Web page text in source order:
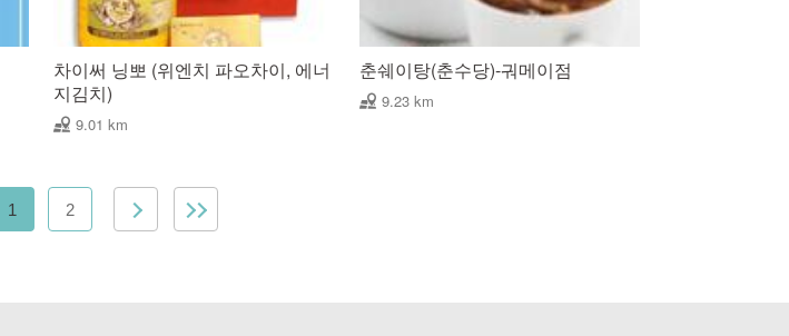
차이써 닝뽀 (위엔치 파오차이, 에너
지김치)
9.01 km
춘쉐이탕(춘수당)-궈메이점
9.23 km
1 2